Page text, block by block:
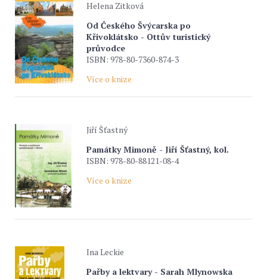
Helena Zitková
Od Českého Švýcarska po
Křivoklátsko - Ottův turistický
průvodce
ISBN: 978-80-7360-874-3
Více o knize
Jiří Šťastný
Památky Mimoně - Jiří Šťastný, kol.
ISBN: 978-80-88121-08-4
Více o knize
Ina Leckie
Pařby a lektvary - Sarah Mlynowska